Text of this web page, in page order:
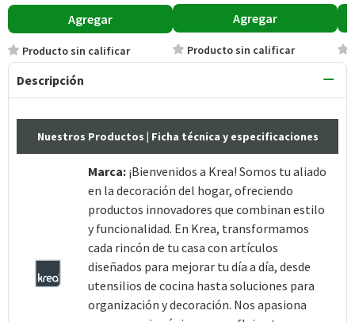
Agregar
Producto sin calificar
Agregar
Producto sin calificar
Descripción
Nuestros Productos | Ficha técnica y especificaciones
Marca: ¡Bienvenidos a Krea! Somos tu aliado
en la decoración del hogar, ofreciendo
productos innovadores que combinan estilo
y funcionalidad. En Krea, transformamos
cada rincón de tu casa con artículos
diseñados para mejorar tu día a día, desde
utensilios de cocina hasta soluciones para
organización y decoración. Nos apasiona